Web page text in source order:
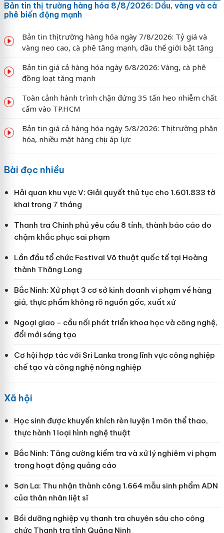
Bản tin thị trường hàng hóa 8/8/2026: Dầu, vàng và cà
phê biến động mạnh
Bản tin thị trường hàng hóa ngày 7/8/2026: Tỷ giá và
vàng neo cao, cà phê tăng mạnh, dầu thế giới bật tăng
Bản tin giá cả hàng hóa ngày 6/8/2026: Vàng, cà phê
đồng loạt tăng mạnh
Toàn cảnh hành trình chặn đứng 35 tấn heo nhiễm chất
cấm vào TP.HCM
Bản tin giá cả hàng hóa ngày 5/8/2026: Thị trường phân
hóa, nhiều mặt hàng chịu áp lực
Bài đọc nhiều
Hải quan khu vực V: Giải quyết thủ tục cho 1.601.833 tờ
khai trong 7 tháng
Thanh tra Chính phủ yêu cầu 8 tỉnh, thành báo cáo do
chậm khắc phục sai phạm
Lần đầu tổ chức Festival Võ thuật quốc tế tại Hoàng
thành Thăng Long
Bắc Ninh: Xử phạt 3 cơ sở kinh doanh vi phạm về hàng
giả, thực phẩm không rõ nguồn gốc, xuất xứ
Ngoại giao - cầu nối phát triển khoa học và công nghệ,
đổi mới sáng tạo
Cơ hội hợp tác với Sri Lanka trong lĩnh vực công nghiệp
chế tạo và công nghệ nông nghiệp
Xã hội
Học sinh được khuyến khích rèn luyện 1 môn thể thao,
thực hành 1 loại hình nghệ thuật
Bắc Ninh: Tăng cường kiểm tra và xử lý nghiêm vi phạm
trong hoạt động quảng cáo
Sơn La: Thu nhận thành công 1.664 mẫu sinh phẩm ADN
của thân nhân liệt sĩ
Bồi dưỡng nghiệp vụ thanh tra chuyên sâu cho công
chức Thanh tra tỉnh Quảng Ninh